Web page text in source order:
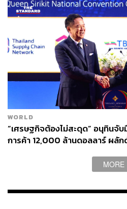
WORLD
“เศรษฐกิจต้องไม่สะดุด” อนุทินจั
การค้า 12,000 ล้านดอลลาร์ ผลั
MORE